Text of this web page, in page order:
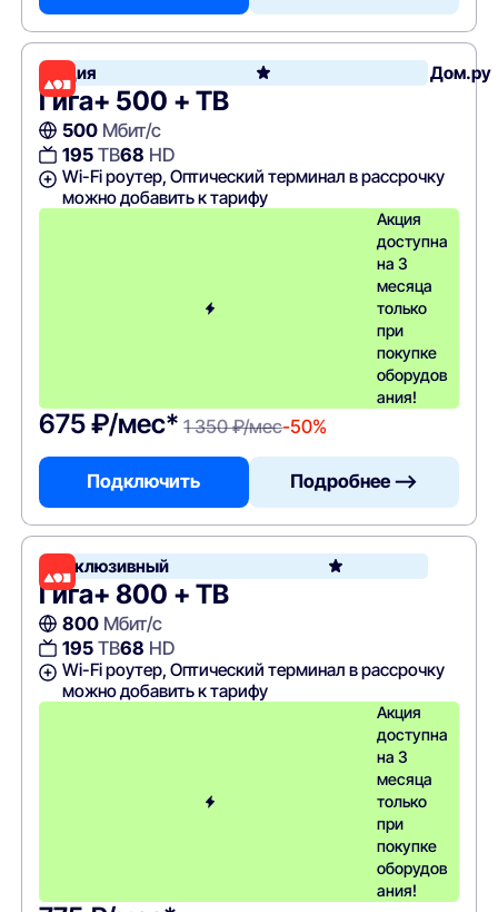
Акция Дом.ру
Гига+ 500 + ТВ
500Мбит/с
195ТВ68 HD
Wi-Fi роутер, Оптический терминал в рассрочку
можно добавить к тарифу
Акция
доступна
на 3
месяца
только
при
покупке
оборудов
ания!
675 ₽/мес* 1 350 ₽/мес-50%
Подключить Подробнее —>
Эксклюзивный
Гига+ 800 + ТВ
800Мбит/с
195ТВ68 HD
Wi-Fi роутер, Оптический терминал в рассрочку
можно добавить к тарифу
Акция
доступна
на 3
месяца
только
при
покупке
оборудов
ания!